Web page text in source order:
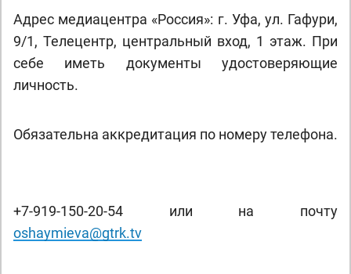
Адрес медиацентра «Россия»: г. Уфа, ул. Гафури,
9/1, Телецентр, центральный вход, 1 этаж. При
себе иметь документы удостоверяющие
личность.
Обязательна аккредитация по номеру телефона.
+7-919-150-20-54 или на почту
oshaymieva@gtrk.tv